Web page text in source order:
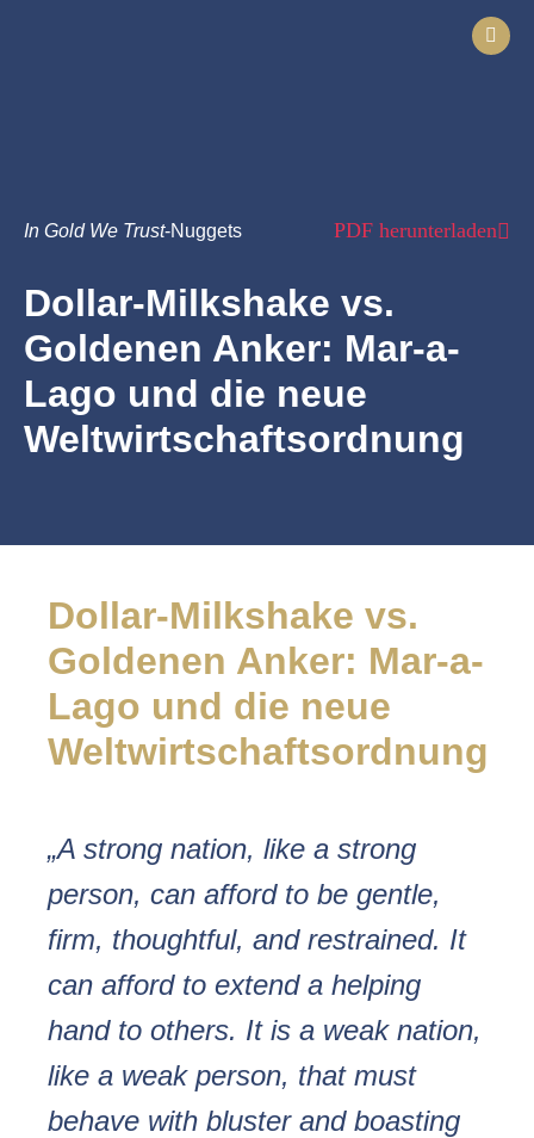
In Gold We Trust-Nuggets PDF herunterladen
Dollar-Milkshake vs.
Goldenen Anker: Mar-a-
Lago und die neue
Weltwirtschaftsordnung
Dollar-Milkshake vs.
Goldenen Anker: Mar-a-
Lago und die neue
Weltwirtschaftsordnung
„A strong nation, like a strong
person, can afford to be gentle,
firm, thoughtful, and restrained. It
can afford to extend a helping
hand to others. It is a weak nation,
like a weak person, that must
behave with bluster and boasting